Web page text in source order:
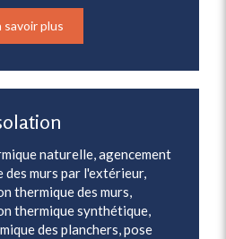
savoir plus
naturelle, agencement
murs par l'extérieur,
thermique des murs,
thermique synthétique,
des planchers, pose